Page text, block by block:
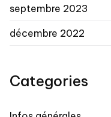
septembre 2023
décembre 2022
Categories